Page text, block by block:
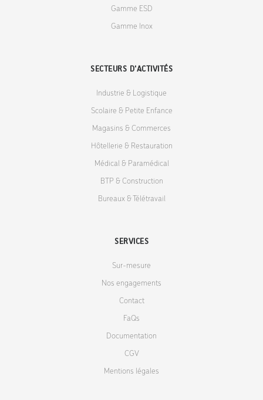
Gamme ESD
Gamme Inox
SECTEURS D'ACTIVITÉS
Industrie & Logistique
Scolaire & Petite Enfance
Magasins & Commerces
Hôtellerie & Restauration
Médical & Paramédical
BTP & Construction
Bureaux & Télétravail
SERVICES
Sur-mesure
Nos engagements
Contact
FaQs
Documentation
CGV
Mentions légales